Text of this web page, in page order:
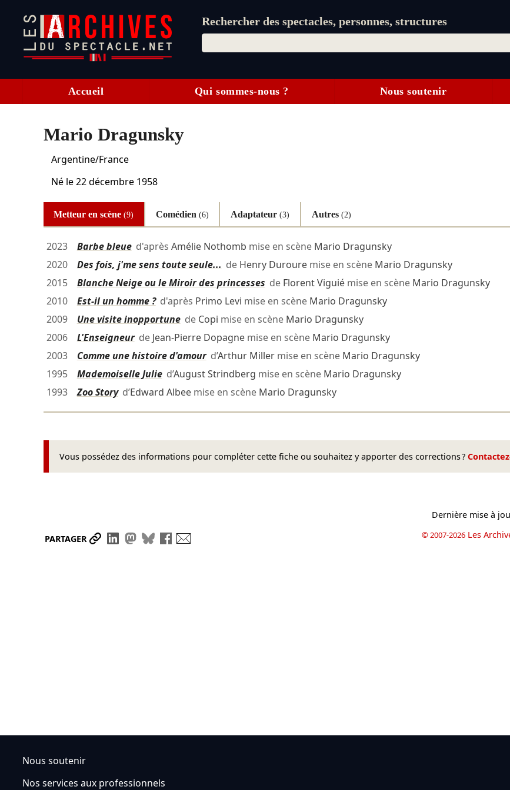
Rechercher des spectacles, personnes, structures
Accueil Qui sommes-nous ? Nous soutenir
Mario Dragunsky
Argentine/France
Né le22 décembre 1958
Metteur en scène(9) Comédien (6) Adaptateur(3) Autres (2)
2023 Barbe bleued'après Amélie Nothomb mise en scène Mario Dragunsky
2020
Des fois, j'me sens toute seule... de Henry Durouremise en scène Mario Dragunsky
2015
Blanche Neige ou le Miroir des princesses de Florent Viguiémise en scène Mario Dragunsky
2010
Est-il un homme ?d'après Primo Levi mise en scène Mario Dragunsky
2009
Une visite inopportunede Copi mise en scène Mario Dragunsky
2006
L'Enseigneurde Jean-Pierre Dopagnemise en scène Mario Dragunsky
2003
Comme une histoire d'amourd’Arthur Millermise en scène Mario Dragunsky
1995
Mademoiselle Julied’August Strindberg mise en scène Mario Dragunsky
1993
Zoo Storyd’Edward Albeemise en scène Mario Dragunsky
Vous possédez des informations pour compléter cette fiche ou souhaitez y apporter des corrections ?
PARTAGER Partager le lien
Partager sur LinkedIn
Partager sur Mastodon
Partager sur Bluesky
Partager sur Facebook
Dernière mise à
© 2007-2026 Les
Nous soutenir
Nos services aux professionnels